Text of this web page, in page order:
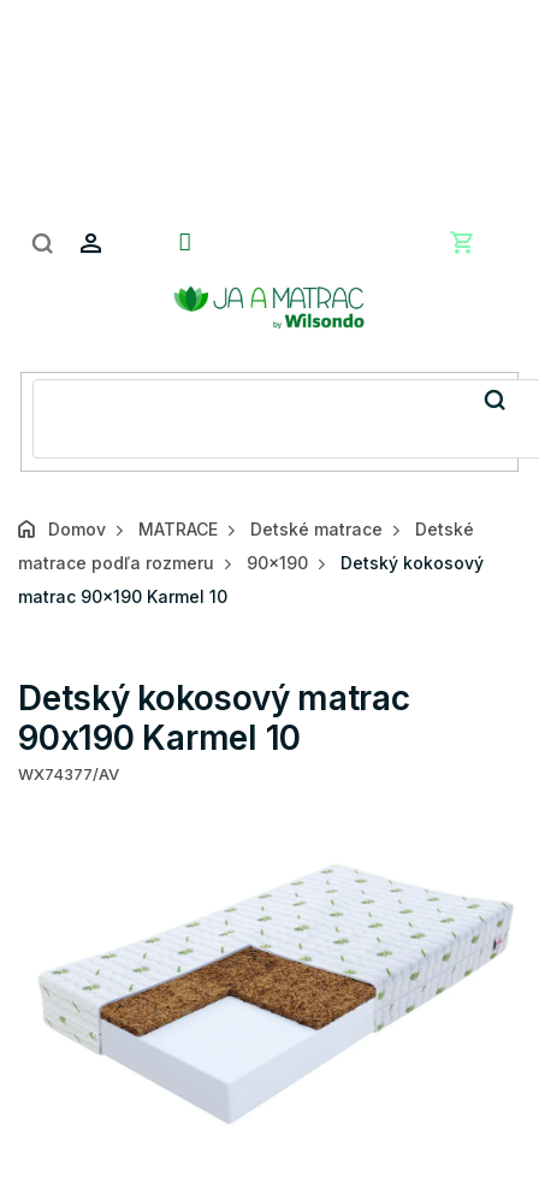
Domov MATRACE Detské matrace
Detské
matrace podľa rozmeru
90x190
Detský kokosový
matrac 90x190 Karmel 10
Detský kokosový matrac
90x190 Karmel 10
WX74377/AV